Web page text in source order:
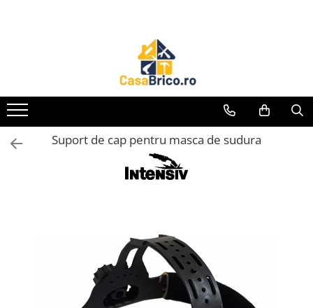
Aparate de sudura MMA invertor
(cu electrod)
Aparate de sudura MMA
transformator (cu electrod)
Aparate de sudura MIG-MAG (cu
Aparate de sudura in Puncte
Aparate de taiere cu Plasma
Aparate de tras tabla-tinichigerie
Suport de cap pentru masca de sudura